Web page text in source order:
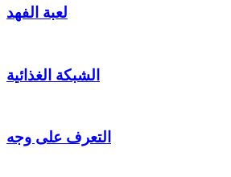
لعبة الفهد
الشبكة الغذائية
التعرف على وجه